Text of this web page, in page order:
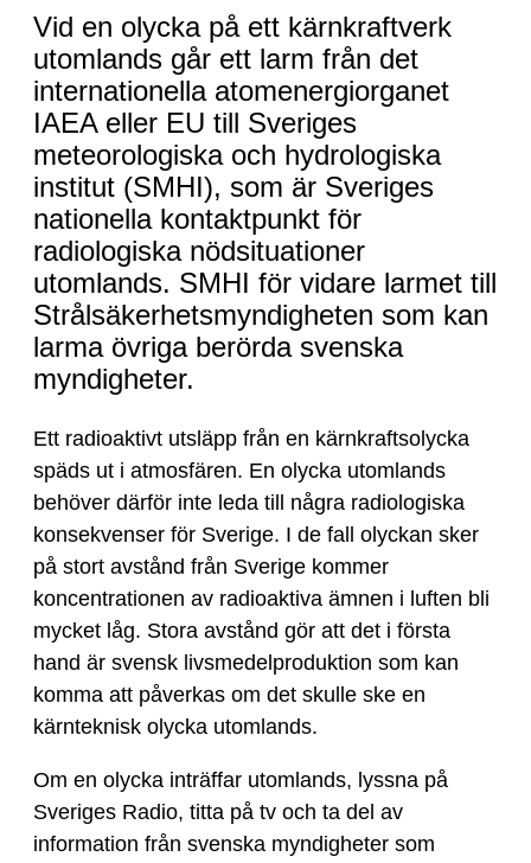
Kärnenergiberedskap
vid
kärnteknisk
olycka
utomlands
Vid en olycka på ett kärnkraftverk
utomlands går ett larm från det
internationella atomenergiorganet
IAEA eller EU till Sveriges
meteorologiska och hydrologiska
institut (SMHI), som är Sveriges
nationella kontaktpunkt för
radiologiska nödsituationer
utomlands. SMHI för vidare larmet till
Strålsäkerhetsmyndigheten som kan
larma övriga berörda svenska
myndigheter.
Ett radioaktivt utsläpp från en kärnkraftsolycka
späds ut i atmosfären. En olycka utomlands
behöver därför inte leda till några radiologiska
konsekvenser för Sverige. I de fall olyckan sker
på stort avstånd från Sverige kommer
koncentrationen av radioaktiva ämnen i luften bli
mycket låg. Stora avstånd gör att det i första
hand är svensk livsmedelproduktion som kan
komma att påverkas om det skulle ske en
kärnteknisk olycka utomlands.
Om en olycka inträffar utomlands, lyssna på
Sveriges Radio, titta på tv och ta del av
information från svenska myndigheter som